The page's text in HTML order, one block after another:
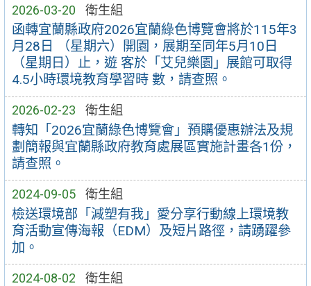
2026-03-20 衛生組
函轉宜蘭縣政府2026宜蘭綠色博覽會將於115年3
月28日 （星期六）開園，展期至同年5月10日
（星期日）止，遊 客於「艾兒樂園」展館可取得
4.5小時環境教育學習時 數，請查照。
2026-02-23 衛生組
轉知「2026宜蘭綠色博覽會」預購優惠辦法及規
劃簡報與宜蘭縣政府教育處展區實施計畫各1份，
請查照。
2024-09-05 衛生組
檢送環境部「減塑有我」愛分享行動線上環境教
育活動宣傳海報（EDM）及短片路徑，請踴躍參
加。
2024-08-02 衛生組